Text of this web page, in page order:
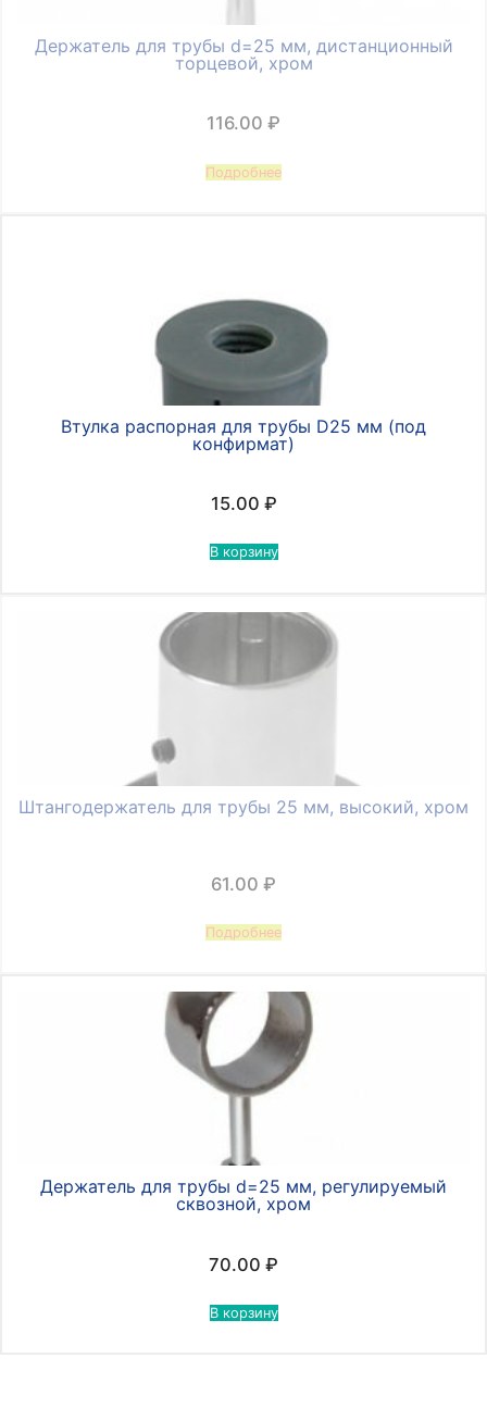
Держатель для трубы d=25 мм, дистанционный
торцевой, хром
116.00 ₽
Подробнее
Втулка распорная для трубы D25 мм (под
конфирмат)
15.00 ₽
В корзину
Штангодержатель для трубы 25 мм, высокий, хром
61.00 ₽
Подробнее
Держатель для трубы d=25 мм, регулируемый
сквозной, хром
70.00 ₽
В корзину